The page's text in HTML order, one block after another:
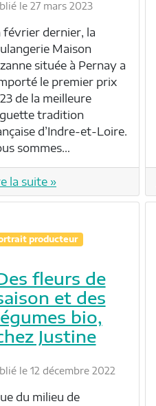
le 27 mars 2023
février dernier, la
Maison
située à Pernay a
le premier prix
de la meilleure
tradition
d’Indre-et-Loire.
sommes…
la suite »
producteur
fleurs de
et des
bio,
Justine
le 12 décembre 2022
du milieu de